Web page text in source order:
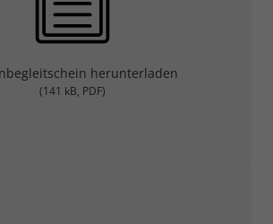
herunterladen
(141 kB, PDF)